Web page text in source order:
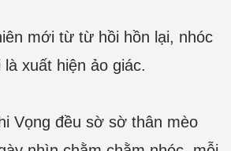
mới từ từ hồi hồn lại, nhóc
xuất hiện ảo giác.
Vọng đều sờ sờ thân mèo